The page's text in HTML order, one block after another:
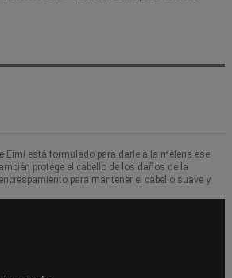
Eimi está formulado para darle a la melena ese
protege el cabello de los daños de la
para mantener el cabello suave y